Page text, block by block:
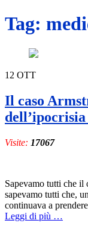
Tag:
12 OTT
Il caso
Visite: 17067
Sapevamo tutti che il
sapevamo tutti che,
continuava a
Leggi di più …